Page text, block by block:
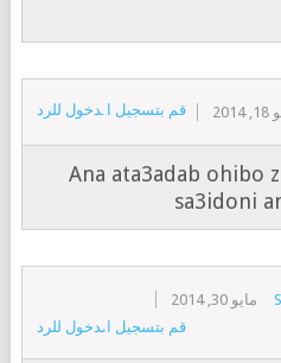
قم بتسجيل الدخول للرد
Ana ata3adab ohibo
sa3idoni
مايو 30, 2014
قم بتسجيل الدخول للرد